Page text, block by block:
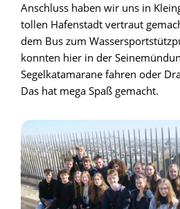
Anschluss haben wir uns in
tollen Hafenstadt vertraut
dem Bus zum
konnten hier in der
Segelkatamarane fahren oder
Das hat mega Spaß gemacht.